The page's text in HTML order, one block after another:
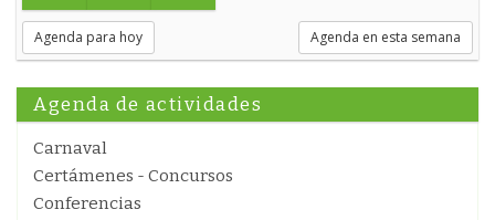
Agenda para hoy Agenda en esta semana
Agenda de actividades
Carnaval
Certámenes - Concursos
Conferencias